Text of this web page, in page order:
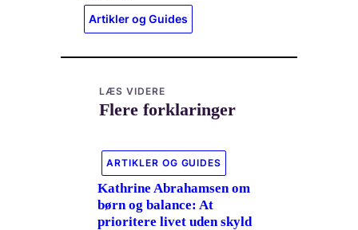
Artikler og Guides
LÆS VIDERE
Flere forklaringer
ARTIKLER OG GUIDES
Kathrine Abrahamsen om
børn og balance: At
prioritere livet uden skyld